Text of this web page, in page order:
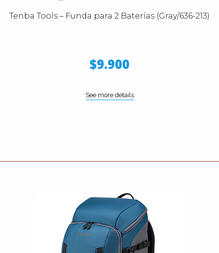
Tenba Tools – Funda para 2 Baterías (Gray/636-213)
$9.900
See more details